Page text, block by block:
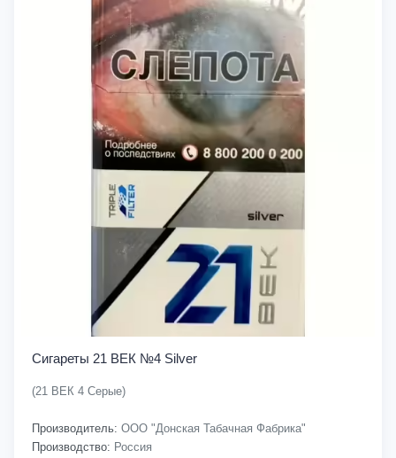
Сигареты 21 ВЕК №4 Silver
(21 ВЕК 4 Серые)
Производитель: ООО "Донская Табачная Фабрика"
Производство: Россия